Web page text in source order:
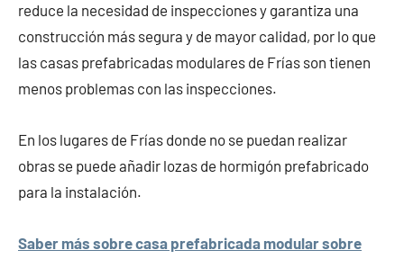
reduce la necesidad de inspecciones y garantiza una
construcción más segura y de mayor calidad, por lo que
las casas prefabricadas modulares de Frías son tienen
menos problemas con las inspecciones.
En los lugares de Frías donde no se puedan realizar
obras se puede añadir lozas de hormigón prefabricado
para la instalación.
Saber más sobre casa prefabricada modular sobre